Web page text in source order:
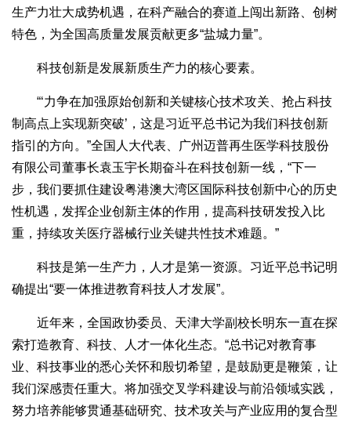
生产力壮大成势机遇，在科产融合的赛道上闯出新路、创树
特色，为全国高质量发展贡献更多“盐城力量”。
科技创新是发展新质生产力的核心要素。
“‘力争在加强原始创新和关键核心技术攻关、抢占科技
制高点上实现新突破’，这是习近平总书记为我们科技创新
指引的方向。”全国人大代表、广州迈普再生医学科技股份
有限公司董事长袁玉宇长期奋斗在科技创新一线，“下一
步，我们要抓住建设粤港澳大湾区国际科技创新中心的历史
性机遇，发挥企业创新主体的作用，提高科技研发投入比
重，持续攻关医疗器械行业关键共性技术难题。”
科技是第一生产力，人才是第一资源。习近平总书记明
确提出“要一体推进教育科技人才发展”。
近年来，全国政协委员、天津大学副校长明东一直在探
索打造教育、科技、人才一体化生态。“总书记对教育事
业、科技事业的悉心关怀和殷切希望，是鼓励更是鞭策，让
我们深感责任重大。将加强交叉学科建设与前沿领域实践，
努力培养能够贯通基础研究、技术攻关与产业应用的复合型